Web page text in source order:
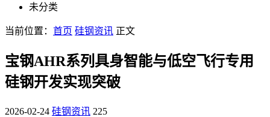
未分类
当前位置： 首页 硅钢资讯 正文
宝钢AHR系列具身智能与低空飞行专用
硅钢开发实现突破
2026-02-24 硅钢资讯 225